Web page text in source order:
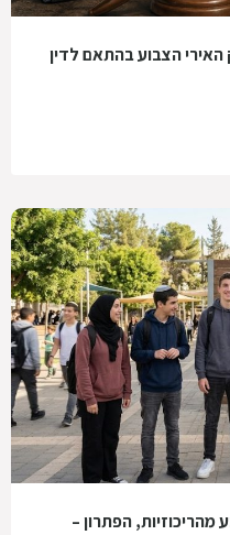
הצבוע בהתאם לדין
מהריכוזיות, הפתרון –